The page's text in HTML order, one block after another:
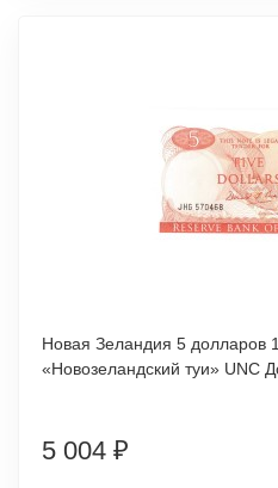
Новая Зеландия 5 долларов
5 004 ₽